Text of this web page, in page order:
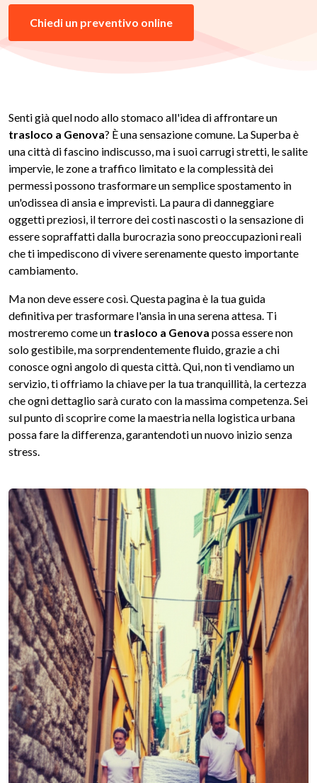
Chiedi un preventivo online
Senti già quel nodo allo stomaco all'idea di affrontare un
trasloco a Genova? È una sensazione comune. La Superba è
una città di fascino indiscusso, ma i suoi carrugi stretti, le salite
impervie, le zone a traffico limitato e la complessità dei
permessi possono trasformare un semplice spostamento in
un'odissea di ansia e imprevisti. La paura di danneggiare
oggetti preziosi, il terrore dei costi nascosti o la sensazione di
essere sopraffatti dalla burocrazia sono preoccupazioni reali
che ti impediscono di vivere serenamente questo importante
cambiamento.
Ma non deve essere così. Questa pagina è la tua guida
definitiva per trasformare l'ansia in una serena attesa. Ti
mostreremo come un trasloco a Genova possa essere non
solo gestibile, ma sorprendentemente fluido, grazie a chi
conosce ogni angolo di questa città. Qui, non ti vendiamo un
servizio, ti offriamo la chiave per la tua tranquillità, la certezza
che ogni dettaglio sarà curato con la massima competenza. Sei
sul punto di scoprire come la maestria nella logistica urbana
possa fare la differenza, garantendoti un nuovo inizio senza
stress.